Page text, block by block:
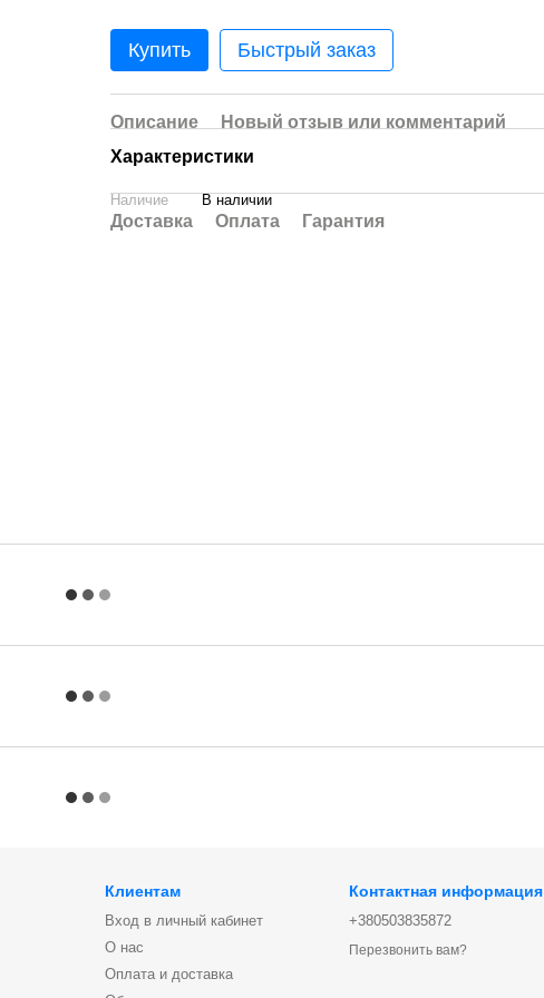
Купить Быстрый заказ
Описание
Новый отзыв или комментарий
Характеристики
Наличие В наличии
Доставка Оплата Гарантия
Клиентам
Вход в личный кабинет
О нас
Оплата и доставка
Контактная информация
+380503835872
Перезвонить вам?